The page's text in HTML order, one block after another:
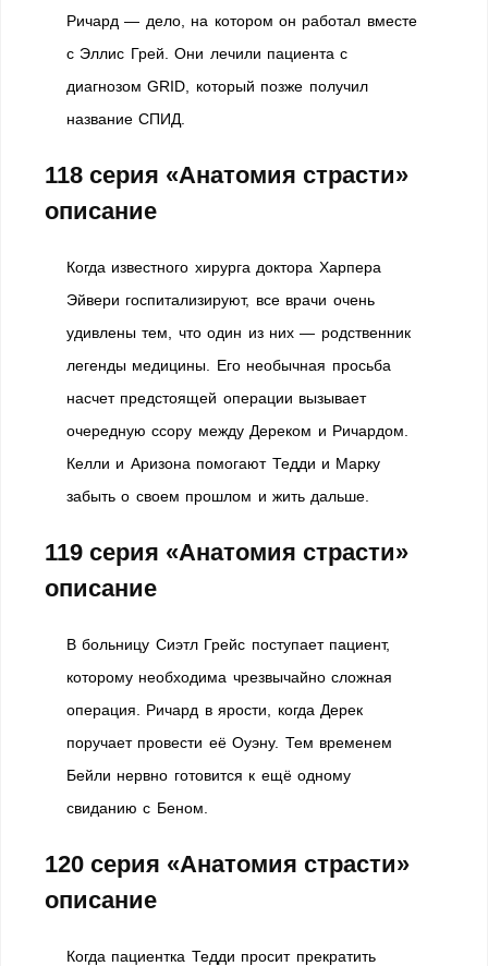
Ричард — дело, на котором он работал вместе
с Эллис Грей. Они лечили пациента с
диагнозом GRID, который позже получил
название СПИД.
118 серия «Анатомия страсти»
описание
Когда известного хирурга доктора Харпера
Эйвери госпитализируют, все врачи очень
удивлены тем, что один из них — родственник
легенды медицины. Его необычная просьба
насчет предстоящей операции вызывает
очередную ссору между Дереком и Ричардом.
Келли и Аризона помогают Тедди и Марку
забыть о своем прошлом и жить дальше.
119 серия «Анатомия страсти»
описание
В больницу Сиэтл Грейс поступает пациент,
которому необходима чрезвычайно сложная
операция. Ричард в ярости, когда Дерек
поручает провести её Оуэну. Тем временем
Бейли нервно готовится к ещё одному
свиданию с Беном.
120 серия «Анатомия страсти»
описание
Когда пациентка Тедди просит прекратить